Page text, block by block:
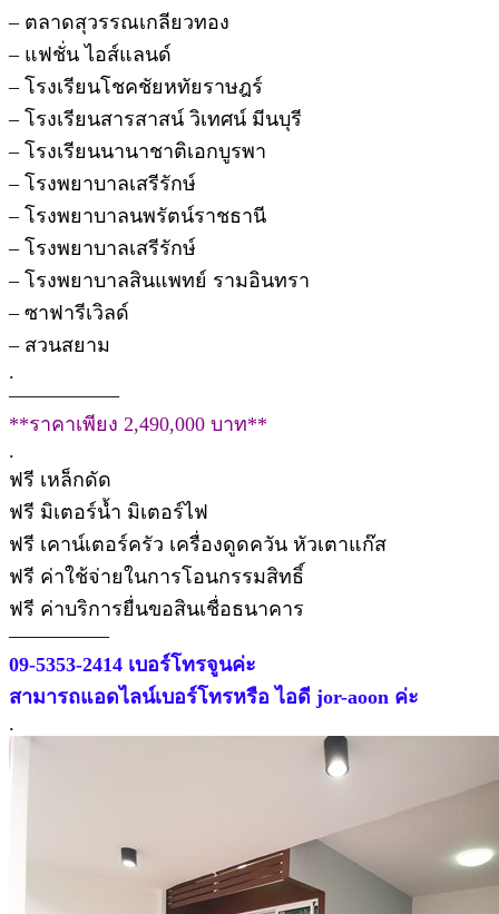
– ตลาดสุวรรณเกลียวทอง
– แฟชั่น ไอส์แลนด์
– โรงเรียนโชคชัยหทัยราษฎร์
– โรงเรียนสารสาสน์ วิเทศน์ มีนบุรี
– โรงเรียนนานาชาติเอกบูรพา
– โรงพยาบาลเสรีรักษ์
– โรงพยาบาลนพรัตน์ราชธานี
– โรงพยาบาลเสรีรักษ์
– โรงพยาบาลสินแพทย์ รามอินทรา
– ซาฟารีเวิลด์
– สวนสยาม
.
—————–
**ราคาเพียง 2,490,000 บาท**
.
ฟรี เหล็กดัด
ฟรี มิเตอร์น้ำ มิเตอร์ไฟ
ฟรี เคาน์เตอร์ครัว เครื่องดูดควัน หัวเตาแก๊ส
ฟรี ค่าใช้จ่ายในการโอนกรรมสิทธิ์
ฟรี ค่าบริการยื่นขอสินเชื่อธนาคาร
—————
09-5353-2414 เบอร์โทรจูนค่ะ
สามารถแอดไลน์เบอร์โทรหรือ ไอดี jor-aoon ค่ะ
.